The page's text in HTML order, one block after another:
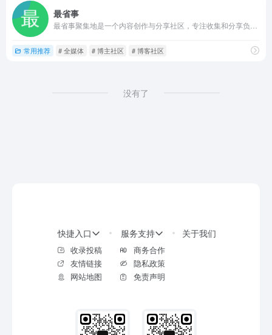
最省事
常用推荐 # 全媒体 # 博主社区 # 博客社区
没有了
快捷入口
收录投稿
友情链接
网站地图
服务支持
商务合作
隐私政策
免责声明
关于我们